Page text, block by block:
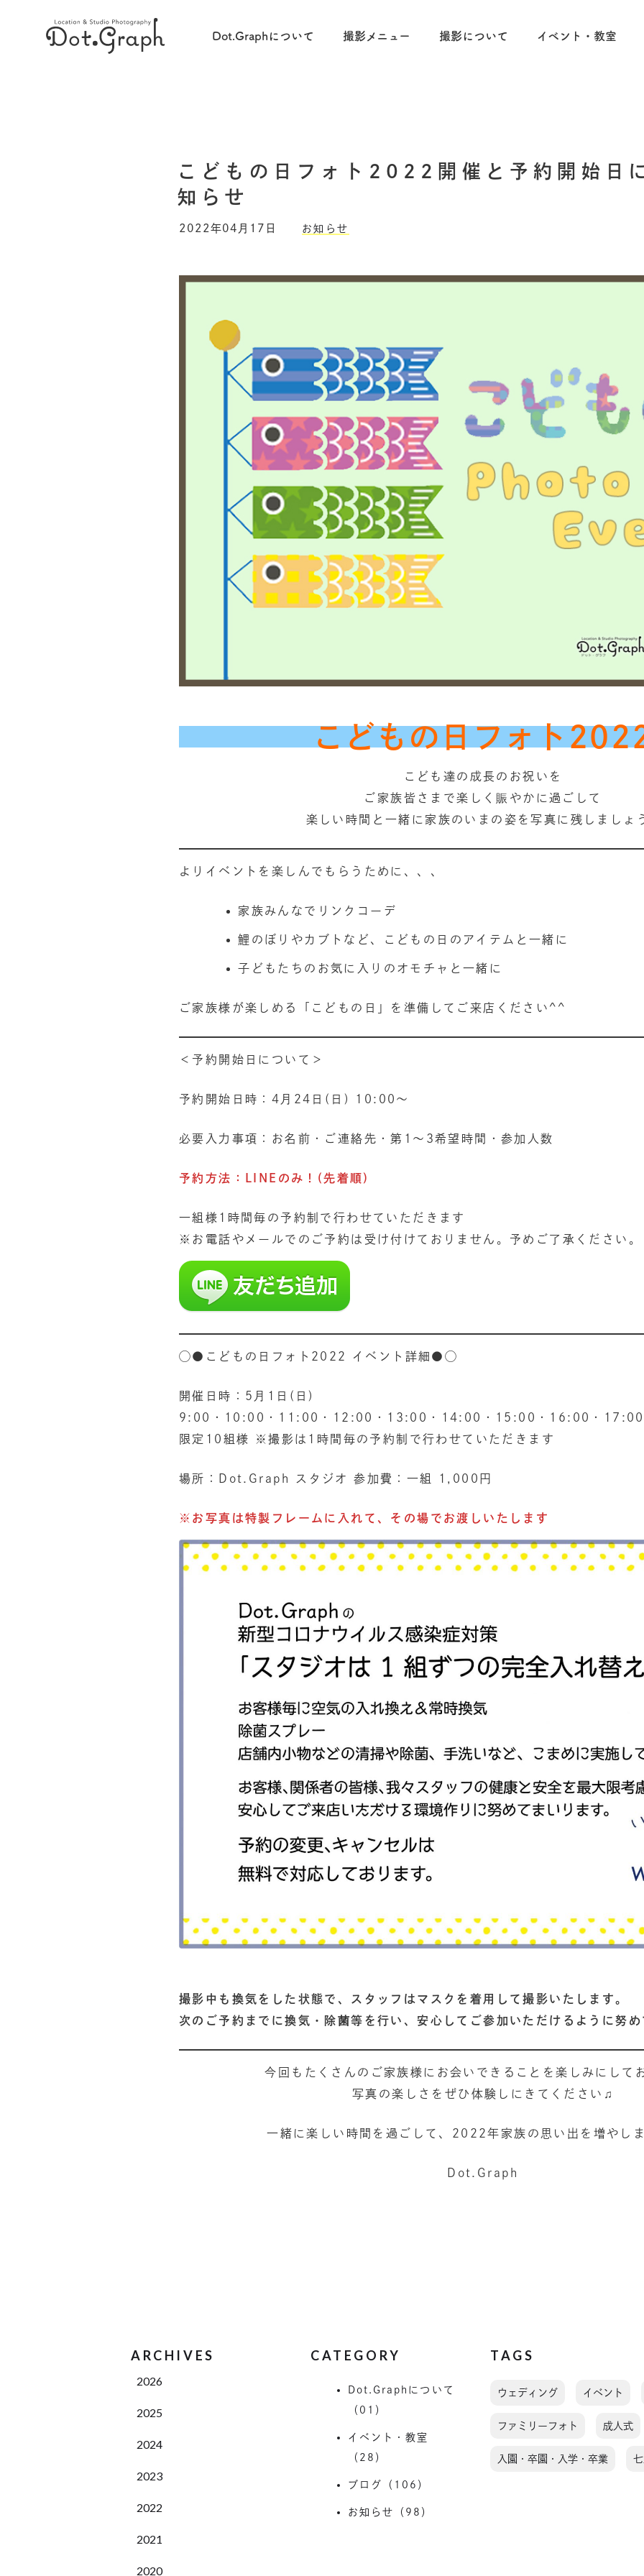
Dot.Graphについて 撮影メニュー 撮影について イベント・教室
こどもの日フォト2022開催と予約開始日
知らせ
2022年04月17日 お知らせ
こどもの日フォト
こども達の成長のお祝いを
ご家族皆さまで楽しく賑やかに過ごして
楽しい時間と一緒に家族のいまの姿を写真に残しましょ
よりイベントを楽しんでもらうために、、、
家族みんなでリンクコーデ
鯉のぼりやカブトなど、こどもの日のアイテムと一緒に
子どもたちのお気に入りのオモチャと一緒に
ご家族様が楽しめる「こどもの日」を準備してご来店ください^^
＜予約開始日について＞
予約開始日時：4月24日(日) 10:00〜
必要入力事項：お名前・ご連絡先・第1〜3希望時間・参加人数
予約方法：LINEのみ！(先着順)
一組様1時間毎の予約制で行わせていただきます
※お電話やメールでのご予約は受け付けておりません。予めご了承ください。
◯●こどもの日フォト2022 イベント詳細●◯
開催日時：5月1日(日)
9:00・10:00・11:00・12:00・13:00・14:00・15:00・16:00・
限定10組様 ※撮影は1時間毎の予約制で行わせていただきます
場所：Dot.Graph スタジオ 参加費：一組 1,000円
※お写真は特製フレームに入れて、その場でお渡しいたします
撮影中も換気をした状態で、スタッフはマスクを着用して撮影いたします。
次のご予約までに換気・除菌等を行い、安心してご参加いただけるように努
今回もたくさんのご家族様にお会いできることを楽しみにして
写真の楽しさをぜひ体験しにきてください♫
一緒に楽しい時間を過ごして、2022年家族の思い出を増やし
Dot.Graph
ARCHIVES
2026
2025
2024
2023
2022
2021
2020
CATEGORY
Dot.Graphについて
（01）
イベント・教室
（28）
ブログ（106）
お知らせ（98）
TAGS
ウェディング イベント
ファミリーフォト 成人式
入園・卒園・入学・卒業